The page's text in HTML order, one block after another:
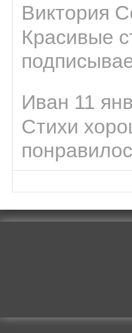
Виктория
Красивые
Иван 11
Стихи